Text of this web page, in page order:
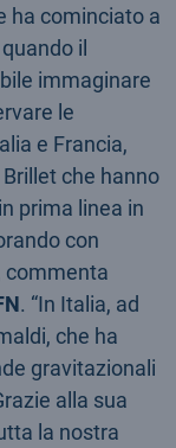
ha cominciato a
il
immaginare
le
e Francia,
che hanno
prima linea in
con
commenta
. “In Italia, ad
che ha
gravitazionali
alla sua
la nostra